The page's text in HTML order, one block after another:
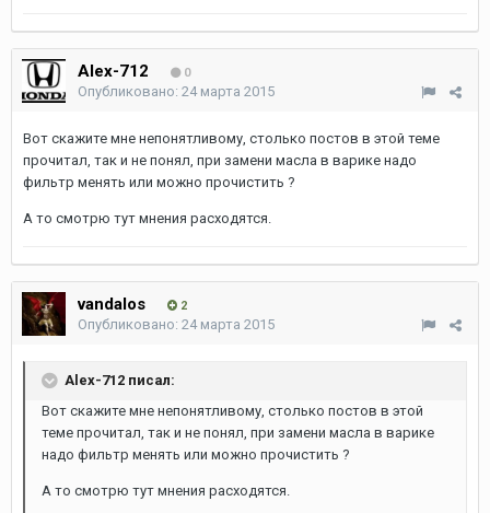
Alex-712 0
Опубликовано: 24 марта 2015
Вот скажите мне непонятливому, столько постов в этой теме
прочитал, так и не понял, при замени масла в варике надо
фильтр менять или можно прочистить ?
А то смотрю тут мнения расходятся.
vandalos 2
Опубликовано: 24 марта 2015
Alex-712 писал:
Вот скажите мне непонятливому, столько постов в этой
теме прочитал, так и не понял, при замени масла в варике
надо фильтр менять или можно прочистить ?
А то смотрю тут мнения расходятся.